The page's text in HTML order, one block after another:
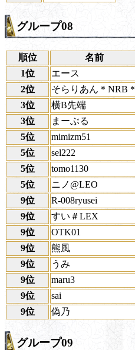
グループ08
順位
名前
1位
エース
2位
そらりあん＊NRB＊
3位
横B先端
3位
まーぶる
5位
mimizm51
5位
sel222
5位
tomo1130
5位
ニノ@LEO
9位
R-008ryusei
9位
すい＃LEX
9位
OTK01
9位
熊風
9位
うみ
9位
maru3
9位
sai
9位
偽乃
グループ09